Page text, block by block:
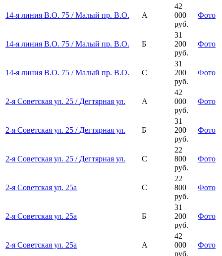
14-я линия В.О. 75 / Малый пр. В.О. А
42
000
руб.
Фото
14-я линия В.О. 75 / Малый пр. В.О. Б
31
200
руб.
Фото
14-я линия В.О. 75 / Малый пр. В.О. С
31
200
руб.
Фото
2-я Советская ул. 25 / Дегтярная ул. А
42
000
руб.
Фото
2-я Советская ул. 25 / Дегтярная ул. Б
31
200
руб.
Фото
2-я Советская ул. 25 / Дегтярная ул. С
22
800
руб.
Фото
2-я Советская ул. 25а С
22
800
руб.
Фото
2-я Советская ул. 25а Б
31
200
руб.
Фото
2-я Советская ул. 25а А
42
000
руб.
Фото